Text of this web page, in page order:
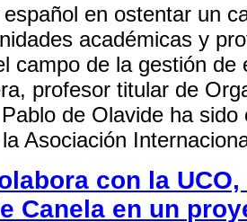
en ostentar un
académicas y
campo de la gestión
profesor titular de
de Olavide ha
la Asociación
con la
Canela en un